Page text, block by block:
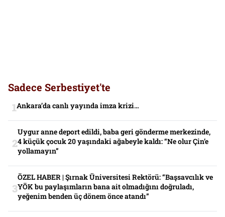
Sadece Serbestiyet'te
Ankara’da canlı yayında imza krizi…
Uygur anne deport edildi, baba geri gönderme merkezinde,
4 küçük çocuk 20 yaşındaki ağabeyle kaldı: “Ne olur Çin’e
yollamayın”
ÖZEL HABER | Şırnak Üniversitesi Rektörü: “Başsavcılık ve
YÖK bu paylaşımların bana ait olmadığını doğruladı,
yeğenim benden üç dönem önce atandı”